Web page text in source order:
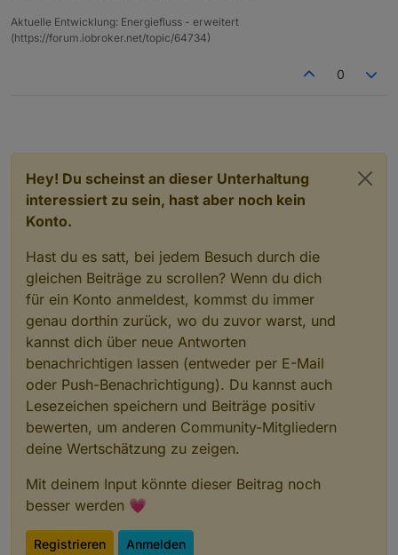
Aktuelle Entwicklung: Energiefluss - erweitert
(https://forum.iobroker.net/topic/64734)
0
Hey! Du scheinst an dieser Unterhaltung
interessiert zu sein, hast aber noch kein
Konto.
Hast du es satt, bei jedem Besuch durch die
gleichen Beiträge zu scrollen? Wenn du dich
für ein Konto anmeldest, kommst du immer
genau dorthin zurück, wo du zuvor warst, und
kannst dich über neue Antworten
benachrichtigen lassen (entweder per E-Mail
oder Push-Benachrichtigung). Du kannst auch
Lesezeichen speichern und Beiträge positiv
bewerten, um anderen Community-Mitgliedern
deine Wertschätzung zu zeigen.
Mit deinem Input könnte dieser Beitrag noch
besser werden 💗
Registrieren Anmelden